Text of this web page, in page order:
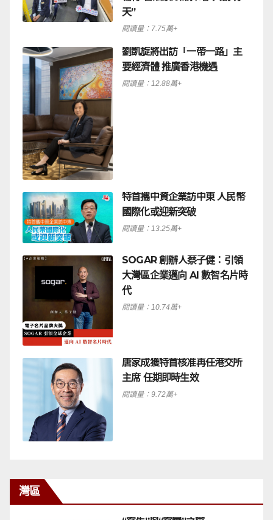
天”
閱讀量：7.75萬+
劉凱旋將出訪「一帶一路」主
要經濟體 推廣香港機遇
閱讀量：12.88萬+
特首攜中資企業訪中東 人民幣
國際化或迎新突破
閱讀量：13.25萬+
SOGAR 創辦人蔡子健：引領
大灣區企業邁向 AI 數智名片時
代
閱讀量：10.74萬+
唐家成獲特首核准再任港交所
主席 任期即時生效
閱讀量：9.72萬+
灣區